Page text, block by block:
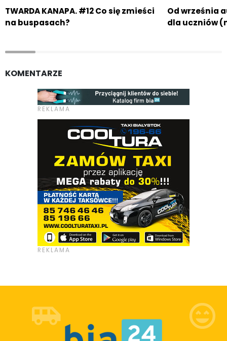
TWARDA KANAPA. #12 Co się zmieści
na buspasach?
Od września
dla uczniów
KOMENTARZE